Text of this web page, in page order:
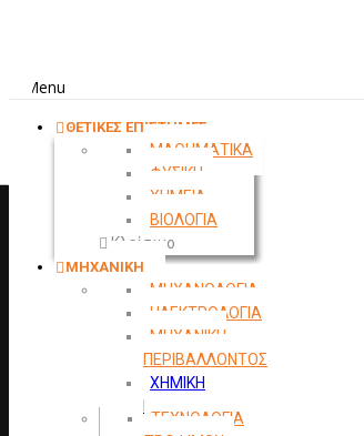
Menu
ΘΕΤΙΚΕΣ ΕΠΙΣΤΗΜΕΣ
ΜΑΘΗΜΑΤΙΚΑ
ΦΥΣΙΚΗ
ΧΗΜΕΙΑ
ΒΙΟΛΟΓΙΑ
Κλείσιμο
ΜΗΧΑΝΙΚΗ
ΜΗΧΑΝΟΛΟΓΙΑ
ΗΛΕΚΤΡΟΛΟΓΙΑ
ΜΗΧΑΝΙΚΗ
ΠΕΡΙΒΑΛΛΟΝΤΟΣ
ΧΗΜΙΚΗ
ΤΕΧΝΟΛΟΓΙΑ